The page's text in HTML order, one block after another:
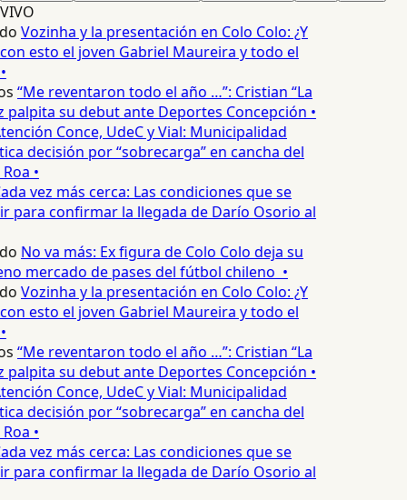
VIVO
Vozinha y la presentación en Colo Colo: ¿Y
esto el joven Gabriel Maureira y todo el
“Me reventaron todo el año …”: Cristian “La
palpita su debut ante Deportes Concepción •
Conce, UdeC y Vial: Municipalidad
decisión por “sobrecarga” en cancha del
•
vez más cerca: Las condiciones que se
para confirmar la llegada de Darío Osorio al
No va más: Ex figura de Colo Colo deja su
mercado de pases del fútbol chileno •
Vozinha y la presentación en Colo Colo: ¿Y
esto el joven Gabriel Maureira y todo el
“Me reventaron todo el año …”: Cristian “La
palpita su debut ante Deportes Concepción •
Conce, UdeC y Vial: Municipalidad
decisión por “sobrecarga” en cancha del
•
vez más cerca: Las condiciones que se
para confirmar la llegada de Darío Osorio al